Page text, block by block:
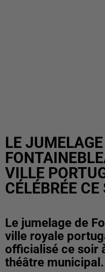
LE
VILLE
CÉLÉBRÉE CE
Le jumelage de
ville royale
officialisé ce soir
théâtre municipal.